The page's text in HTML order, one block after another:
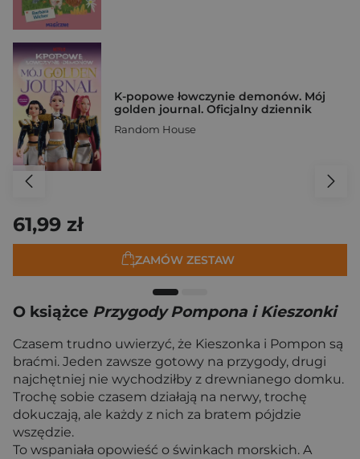
K-popowe łowczynie demonów. Mój
golden journal. Oficjalny dziennik
Random House
61,99 zł
ZAMÓW ZESTAW
O książce Przygody Pompona i Kieszonki
Czasem trudno uwierzyć, że Kieszonka i Pompon są
braćmi. Jeden zawsze gotowy na przygody, drugi
najchętniej nie wychodziłby z drewnianego domku.
Trochę sobie czasem działają na nerwy, trochę
dokuczają, ale każdy z nich za bratem pójdzie
wszędzie.
To wspaniała opowieść o świnkach morskich. A